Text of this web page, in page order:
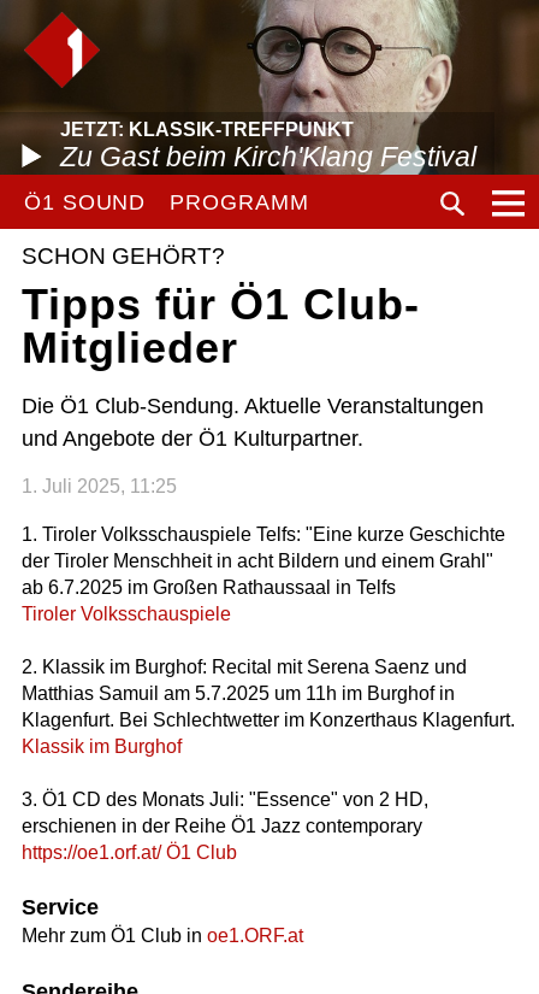
JETZT: KLASSIK-TREFFPUNKT
Zu Gast beim Kirch'Klang Festival
Ö1 SOUND PROGRAMM
SCHON GEHÖRT?
Tipps für Ö1 Club-
Mitglieder
Die Ö1 Club-Sendung. Aktuelle Veranstaltungen
und Angebote der Ö1 Kulturpartner.
1. Juli 2025, 11:25
1. Tiroler Volksschauspiele Telfs: "Eine kurze Geschichte
der Tiroler Menschheit in acht Bildern und einem Grahl"
ab 6.7.2025 im Großen Rathaussaal in Telfs
Tiroler Volksschauspiele
2. Klassik im Burghof: Recital mit Serena Saenz und
Matthias Samuil am 5.7.2025 um 11h im Burghof in
Klagenfurt. Bei Schlechtwetter im Konzerthaus Klagenfurt.
Klassik im Burghof
3. Ö1 CD des Monats Juli: "Essence" von 2 HD,
erschienen in der Reihe Ö1 Jazz contemporary
https://oe1.orf.at/ Ö1 Club
Service
Mehr zum Ö1 Club in oe1.ORF.at